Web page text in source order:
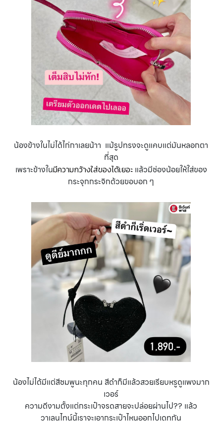
น้องข้างในไม่ได้ไก่กาเลยน้าา แม้รูปทรงจะดูแคบแต่มันหลอกตา
ที่สุด
เพราะข้างในมีความกว้างใส่ของได้เยอะแล้วมีช่องน้อยให้ใส่ของ
กระจุกกระจิกด้วยขอบอก ๆ
น้องไม่ได้มีแต่สีชมพูนะทุกคน สีดำก็มีแล้วสวยเรียบหรูดูแพงมาก
เวอร์
ความดีงามตั้งแต่กระเป๋าจรดสายจะปล่อยผ่านไป?? แล้ว
วาเลนไทน์นี้เราจะเอากระเป๋าไหนออกไปเดทกัน